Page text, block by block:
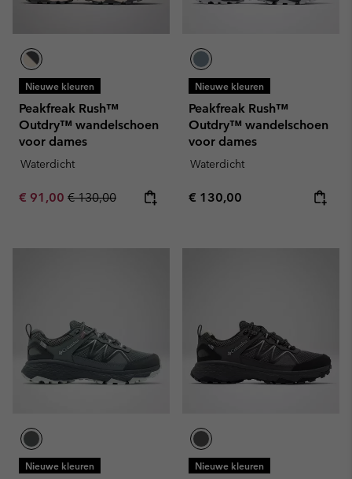
Nieuwe kleuren
Peakfreak Rush™
Outdry™ wandelschoen
voor dames
Waterdicht
Sale price:
€ 91,00 Regular price:
€ 130,00
Nieuwe kleuren
Peakfreak Rush™
Outdry™ wandelschoen
voor dames
Waterdicht
Regular price:
€ 130,00
Nieuwe kleuren Nieuwe kleuren